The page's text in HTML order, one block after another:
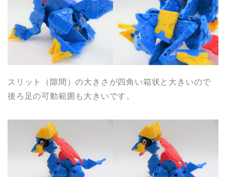
スリット（隙間）の大きさが四角い箱状と大きいので
後ろ足の可動範囲も大きいです。